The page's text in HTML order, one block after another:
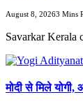
August 8, 20263 Mins
Savarkar
मोदी से मिले योगी,